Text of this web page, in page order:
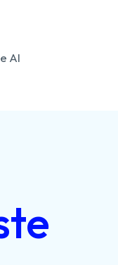
AI